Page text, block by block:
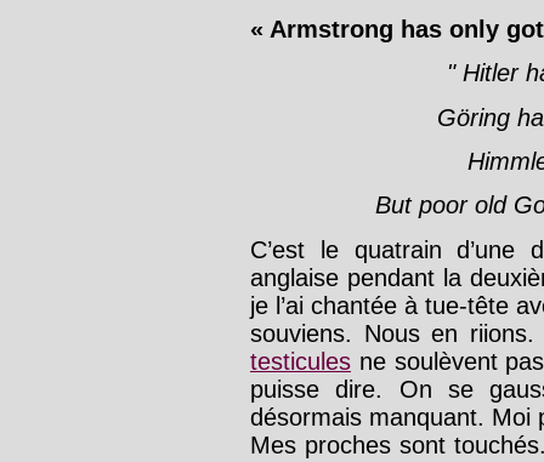
« Armstrong has only
" Hitler
Göring
But poor old
C’est le quatrain d’une
anglaise pendant la
je l’ai chantée à tue-tête
souviens. Nous en
testicules ne soulèvent
puisse dire. On se
désormais manquant. Moi
Mes proches sont